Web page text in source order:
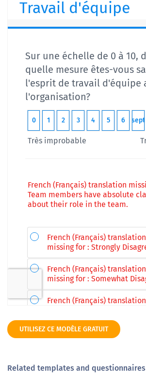
UTILISEZ CE MODÈLE GRATUIT
Related templates and questionnaires